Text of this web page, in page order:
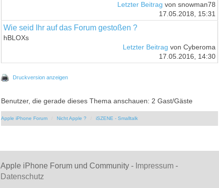
Letzter Beitrag von snowman78
17.05.2018, 15:31
Wie seid Ihr auf das Forum gestoßen ?
hBLOXs
Letzter Beitrag von Cyberoma
17.05.2016, 14:30
Druckversion anzeigen
Benutzer, die gerade dieses Thema anschauen: 2 Gast/Gäste
Apple iPhone Forum Nicht Apple ? iSZENE - Smalltalk
Apple iPhone Forum und Community - Impressum -
Datenschutz